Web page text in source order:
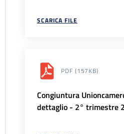
SCARICA FILE
PDF (157KB)
Congiuntura
dettaglio - 2° trimestre